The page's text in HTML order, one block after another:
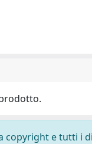
copyright e tutti i